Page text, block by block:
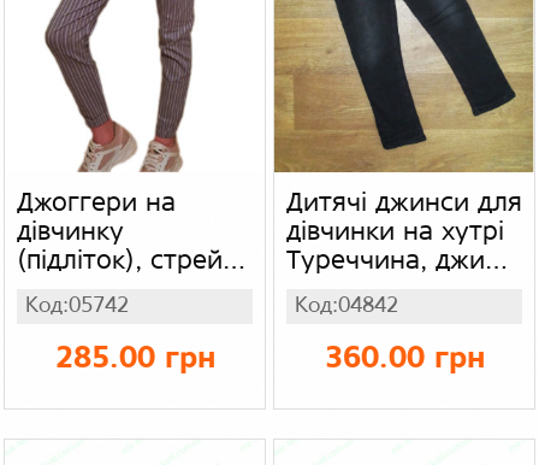
Джоггери на
дівчинку
(підліток), стрейч
котон
Код:05742
285.00 грн
Дитячі джинси для
дівчинки на хутрі
Туреччина, джинс
+ хутро
Код:04842
360.00 грн